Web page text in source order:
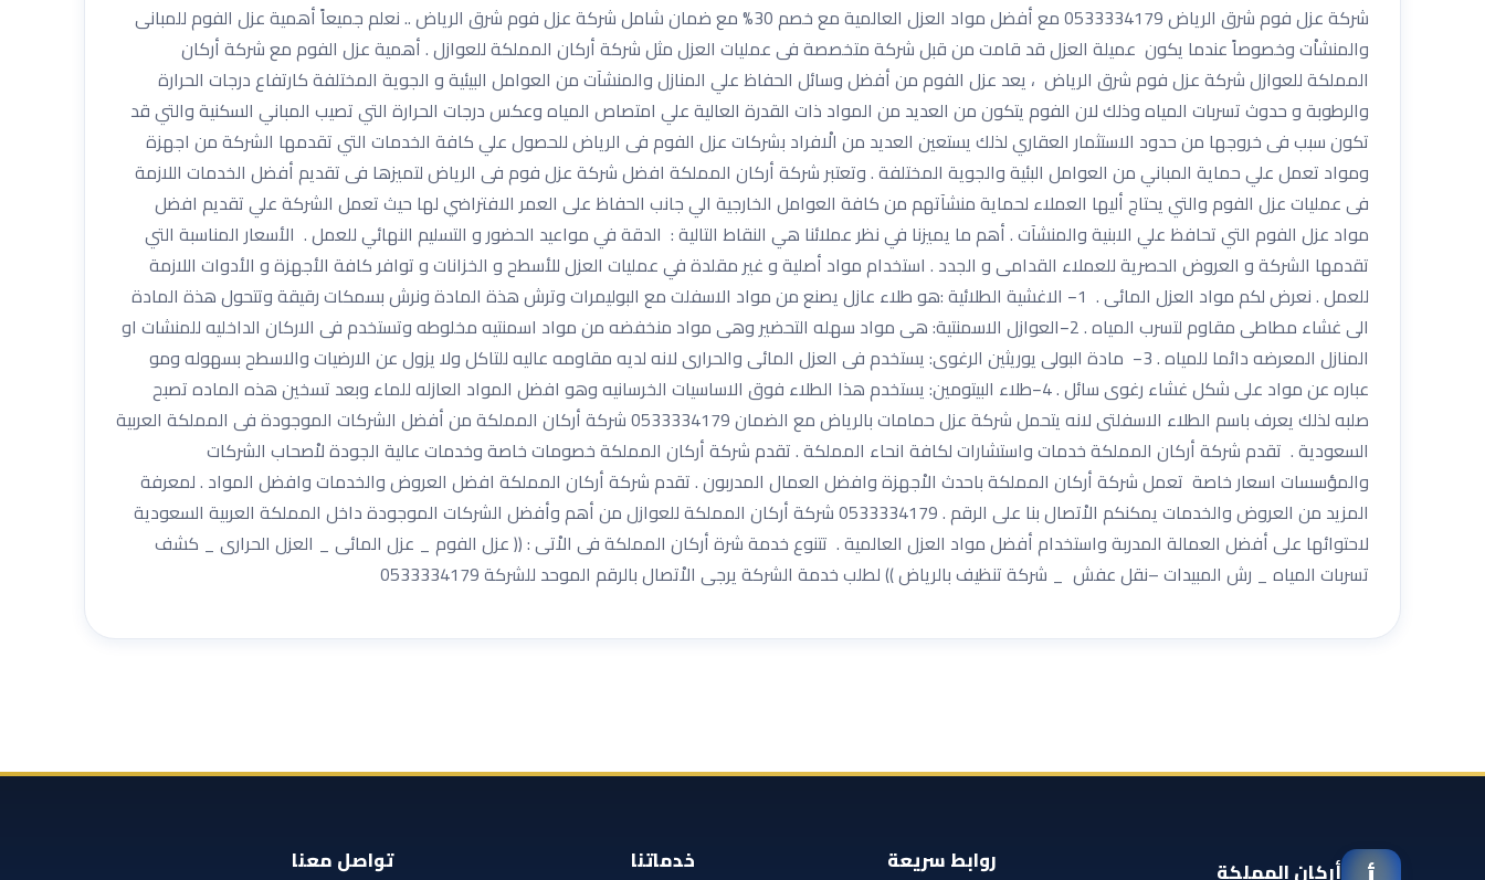
شركة عزل فوم شرق الرياض 0533334179 مع أفضل مواد العزل العالمية مع خصم 30% مع ضمان شامل شركة عزل فوم شرق الرياض .. نعلم جميعاً أهمية عزل الفوم للمبانى
والمنشاْت وخصوصاً عندما يكون عميلة العزل قد قامت من قبل شركة متخصصة فى عمليات العزل مثل شركة أركان المملكة للعوازل . أهمية عزل الفوم مع شركة أركان
المملكة للعوازل شركة عزل فوم شرق الرياض ، يعد عزل الفوم من أفضل وسائل الحفاظ علي المنازل والمنشآت من العوامل البيئية و الجوية المختلفة كارتفاع درجات الحرارة
والرطوبة و حدوث تسربات المياه وذلك لان الفوم يتكون من العديد من المواد ذات القدرة العالية علي امتصاص المياه وعكس درجات الحرارة التي تصيب المباني السكنية والتي قد
تكون سبب فى خروجها من حدود الاستثمار العقاري لذلك يستعين العديد من الْافراد بشركات عزل الفوم فى الرياض للحصول علي كافة الخدمات التي تقدمها الشركة من اجهزة
ومواد تعمل علي حماية المباني من العوامل البئية والجوية المختلفة . وتعتبر شركة أركان المملكة افضل شركة عزل فوم فى الرياض لتميزها فى تقديم أفضل الخدمات اللازمة
فى عمليات عزل الفوم والتي يحتاج أليها العملاء لحماية منشآتهم من كافة العوامل الخارجية الي جانب الحفاظ على العمر الافتراضي لها حيث تعمل الشركة علي تقديم افضل
مواد عزل الفوم التي تحافظ علي الابنية والمنشآت . أهم ما يميزنا في نظر عملائنا هي النقاط التالية : الدقة في مواعيد الحضور و التسليم النهائي للعمل . الأسعار المناسبة التي
تقدمها الشركة و العروض الحصرية للعملاء القدامى و الجدد . استخدام مواد أصلية و غير مقلدة في عمليات العزل للأسطح و الخزانات و توافر كافة الأجهزة و الأدوات اللازمة
للعمل . نعرض لكم مواد العزل المائى . 1− الاغشية الطلائية :هو طلاء عازل يصنع من مواد الاسفلت مع البوليمرات وترش هذة المادة ونرش بسمكات رقيقة وتتحول هذة المادة
الى غشاء مطاطى مقاوم لتسرب المياه . 2−العوازل الاسمنتية: هى مواد سهله التحضير وهى مواد منخفضه من مواد اسمنتيه مخلوطه وتستخدم فى الاركان الداخليه للمنشات او
المنازل المعرضه دائما للمياه . 3− مادة البولى يوريثين الرغوى: يستخدم فى العزل المائى والحرارى لانه لديه مقاومه عاليه للتاكل ولا يزول عن الارضيات والاسطح بسهوله ومو
عباره عن مواد على شكل غشاء رغوى سائل . 4−طلاء البيتومين: يستخدم هذا الطلاء فوق الاساسيات الخرسانيه وهو افضل المواد العازله للماء وبعد تسخين هذه الماده تصبح
صلبه لذلك يعرف باسم الطلاء الاسفلتى لانه يتحمل شركة عزل حمامات بالرياض مع الضمان 0533334179 شركة أركان المملكة من أفضل الشركات الموجودة فى المملكة العربية
السعودية . تقدم شركة أركان المملكة خدمات واستشارات لكافة انحاء المملكة . تقدم شركة أركان المملكة خصومات خاصة وخدمات عالية الجودة لاْصحاب الشركات
والمؤسسات اسعار خاصة تعمل شركة أركان المملكة باحدث الاْجهزة وافضل العمال المدربون . تقدم شركة أركان المملكة افضل العروض والخدمات وافضل المواد . لمعرفة
المزيد من العروض والخدمات يمكنكم الاْتصال بنا على الرقم . 0533334179 شركة أركان المملكة للعوازل من أهم وأفضل الشركات الموجودة داخل المملكة العربية السعودية
لاحتوائها على أفضل العمالة المدربة واستخدام أفضل مواد العزل العالمية . تتنوع خدمة شرة أركان المملكة فى الاْتى : (( عزل الفوم _ عزل المائى _ العزل الحرارى _ كشف
تسربات المياه _ رش المبيدات –نقل عفش _ شركة تنظيف بالرياض )) لطلب خدمة الشركة يرجى الاْتصال بالرقم الموحد للشركة 0533334179
أركان المملكة روابط سريعة خدماتنا تواصل معنا